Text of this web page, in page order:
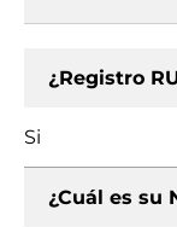
¿Registro
Si
¿Cuál es su